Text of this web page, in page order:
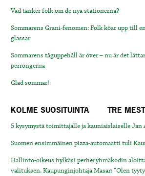
Vad tänker folk om de nya stationerna?
Sommarens Grani-fenomen: Folk köar upp till
glassar
Sommarens tåguppehåll är över – nu är det
perrongerna
Glad sommar!
KOLME SUOSITUINTA TRE
5 kysymystä toimittajalle ja kauniaislaiselle Jan
Suomen ensimmäinen pizza-automaatti tuli
Hallinto-oikeus hylkäsi perheryhmäkodin
valituksen. Kaupunginjohtaja Masar: “Olen